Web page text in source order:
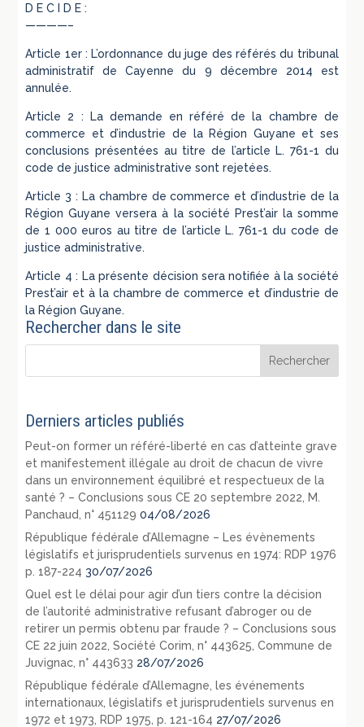
D E C I D E :
————–
Article 1er : L’ordonnance du juge des référés du tribunal
administratif de Cayenne du 9 décembre 2014 est
annulée.
Article 2 : La demande en référé de la chambre de
commerce et d’industrie de la Région Guyane et ses
conclusions présentées au titre de l’article L. 761-1 du
code de justice administrative sont rejetées.
Article 3 : La chambre de commerce et d’industrie de la
Région Guyane versera à la société Prest’air la somme
de 1 000 euros au titre de l’article L. 761-1 du code de
justice administrative.
Article 4 : La présente décision sera notifiée à la société
Prest’air et à la chambre de commerce et d’industrie de
la Région Guyane.
Rechercher dans le site
Derniers articles publiés
Peut-on former un référé-liberté en cas d’atteinte grave
et manifestement illégale au droit de chacun de vivre
dans un environnement équilibré et respectueux de la
santé ? – Conclusions sous CE 20 septembre 2022, M.
Panchaud, n° 451129 04/08/2026
République fédérale d’Allemagne – Les évènements
législatifs et jurisprudentiels survenus en 1974: RDP 1976
p. 187-224 30/07/2026
Quel est le délai pour agir d’un tiers contre la décision
de l’autorité administrative refusant d’abroger ou de
retirer un permis obtenu par fraude ? – Conclusions sous
CE 22 juin 2022, Société Corim, n° 443625, Commune de
Juvignac, n° 443633 28/07/2026
République fédérale d’Allemagne, les événements
internationaux, législatifs et jurisprudentiels survenus en
1972 et 1973, RDP 1975, p. 121-164 27/07/2026